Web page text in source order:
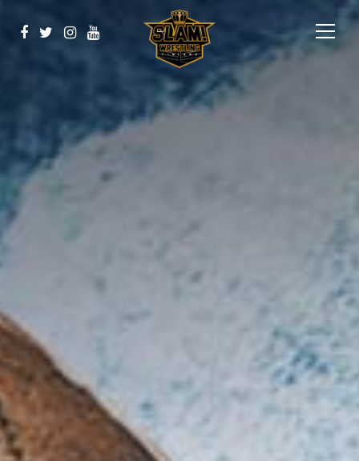
BOOK NOW
Koulutus
Yhteistyössä
Ota yhteyttä